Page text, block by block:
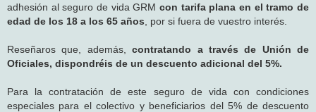
adhesión al seguro de vida GRM con tarifa plana en el tramo de
edad de los 18 a los 65 años , por si fuera de vuestro interés.
Reseñaros que, además,contratando a través de Unión de
Oficiales, dispondréis de un descuento adicional del 5%.
Para la contratación de este seguro de vida con condiciones
especiales para el colectivo y beneficiarios del 5% de descuento